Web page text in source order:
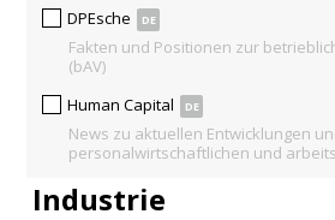
DPEsche
DE
Fakten und Positionen zur
(bAV)
Human Capital
DE
News zu aktuellen Entwicklungen
personalwirtschaftlichen und
Industrie